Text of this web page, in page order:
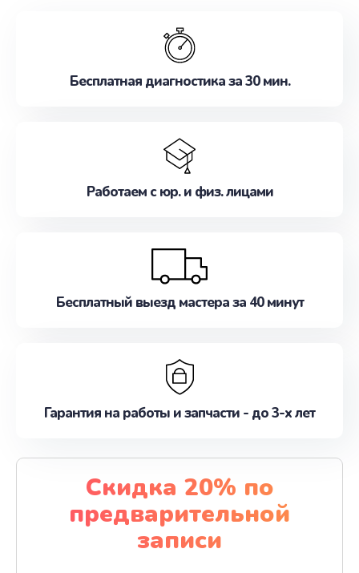
наилучшим образом. Не медлите записаться на
Бесплатная диагностика за 30 мин.
Работаем с юр. и физ. лицами
Бесплатный выезд мастера за 40 минут
Гарантия на работы и запчасти - до 3-х лет
Скидка 20% по
предварительной
записи